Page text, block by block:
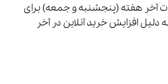
آخر هفته (پنجشنبه و جمعه) برای
این تغییر به دلیل افزایش خرید آنلاین در آخر